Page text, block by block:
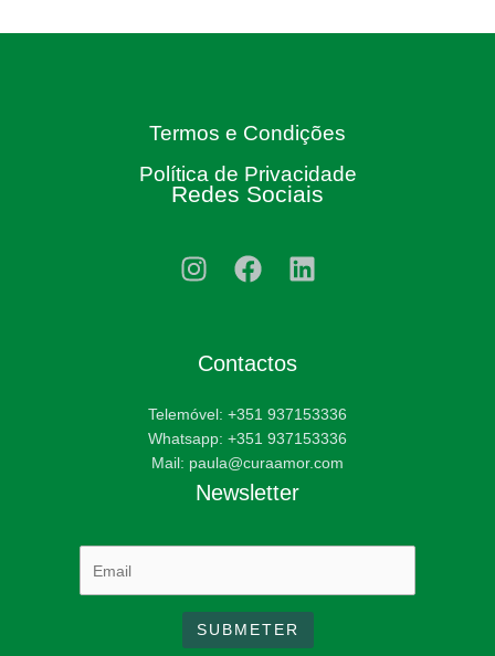
Termos e Condições
Política de Privacidade
Redes Sociais
Contactos
Telemóvel: +351 937153336
Whatsapp: +351 937153336
Mail: paula@curaamor.com
Newsletter